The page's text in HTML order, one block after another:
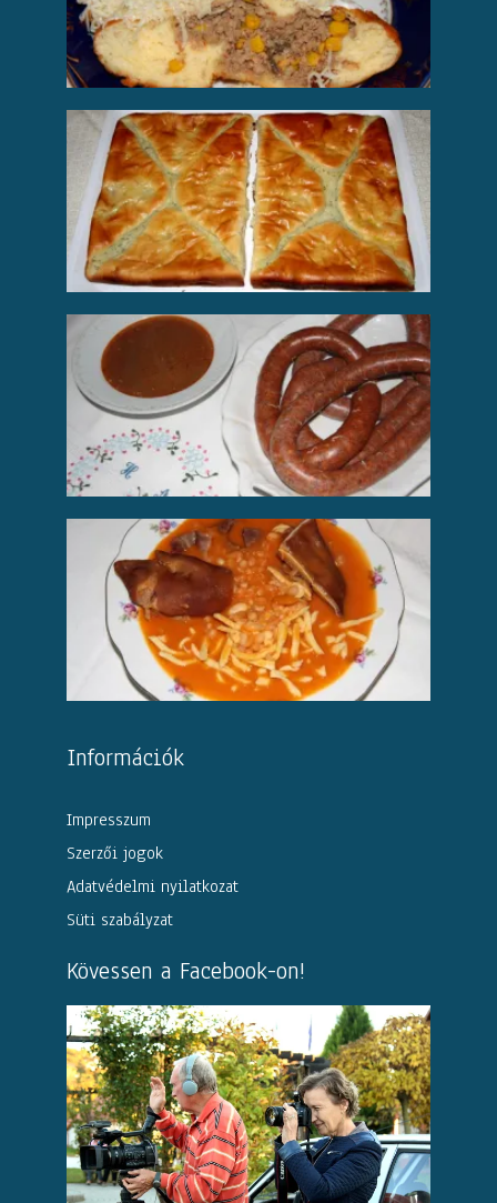
Információk
Impresszum
Szerzői jogok
Adatvédelmi nyilatkozat
Süti szabályzat
Kövessen a Facebook-on!